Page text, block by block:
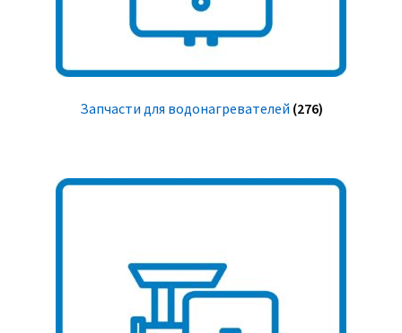
Запчасти для водонагревателей (276)